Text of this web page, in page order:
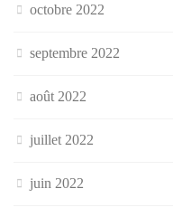
octobre 2022
septembre 2022
août 2022
juillet 2022
juin 2022